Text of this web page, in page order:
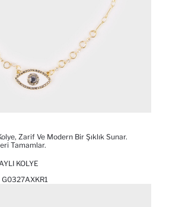
Zarif Ve Modern Bir Şıklık Sunar.
Tamamlar.
KOLYE
G0327AXKR1